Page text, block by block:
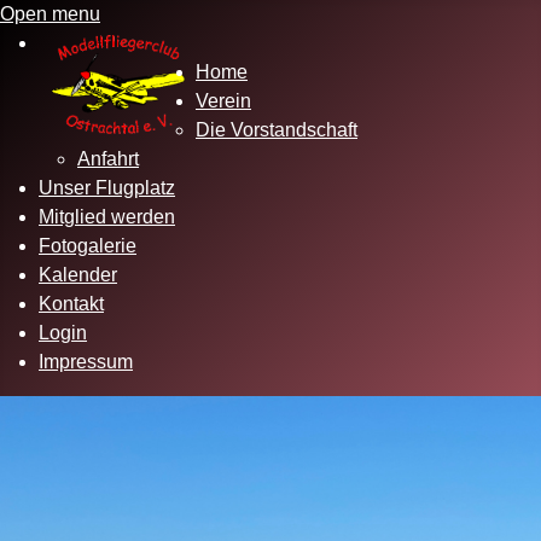
Open menu
Home
Verein
Die Vorstandschaft
Anfahrt
Unser Flugplatz
Mitglied werden
Fotogalerie
Kalender
Kontakt
Login
Impressum